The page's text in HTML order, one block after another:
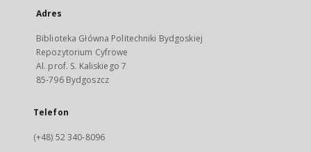
Adres
Biblioteka Główna Politechniki Bydgoskiej
Repozytorium Cyfrowe
Al. prof. S. Kaliskiego 7
85-796 Bydgoszcz
Telefon
(+48) 52 340-8096